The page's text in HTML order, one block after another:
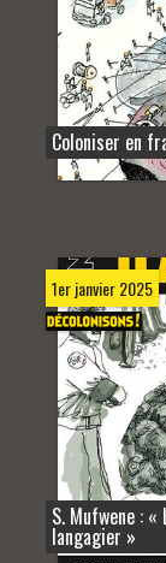
Coloniser en
1er janvier 2025
S. Mufwene :
langagier »